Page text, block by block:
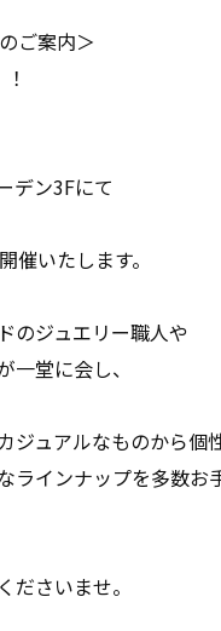
ご案内＞
デン3Fにて
催いたします。
のジュエリー職人や
一堂に会し、
ジュアルなものから個
ラインナップを多数お
ださいませ。